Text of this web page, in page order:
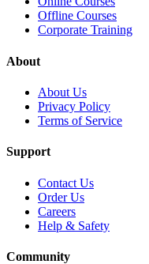
Offline Courses
Corporate Training
About
About Us
Privacy Policy
Terms of Service
Support
Contact Us
Order Us
Careers
Help & Safety
Community